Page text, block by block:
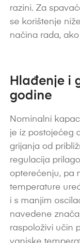
razini. Za
se korištenje
načina rada,
Hlađenje i
godine
Nominalni
je iz postojećeg
grijanja od
regulacija
opterećenju, pa
temperature
i s manjim
navedene
raspoloživi učin